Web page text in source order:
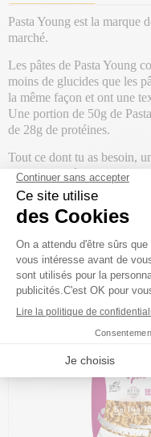
Pasta Young est la marque
marché.
Les pâtes de Pasta Young
moins de glucides que les
la même façon et ont une
Une portion de 50g de
de 28g de protéines.
Tout ce dont tu as besoin,
riche en protéines et en
Poids Net : 250 g
PRODUITS DE
CATÉGORIE
-20€ DÈS 150€ | CODE : BA20